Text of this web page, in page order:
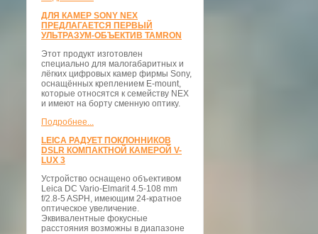
ДЛЯ КАМЕР SONY NEX
ПРЕДЛАГАЕТСЯ ПЕРВЫЙ
УЛЬТРАЗУМ-ОБЪЕКТИВ TAMRON
Этот продукт изготовлен
специально для малогабаритных и
лёгких цифровых камер фирмы Sony,
оснащённых креплением E-mount,
которые относятся к семейству NEX
и имеют на борту сменную оптику.
Подробнее...
LEICA РАДУЕТ ПОКЛОННИКОВ
DSLR КОМПАКТНОЙ КАМЕРОЙ V-
LUX 3
Устройство оснащено объективом
Leica DC Vario-Elmarit 4.5-108 mm
f/2.8-5 ASPH, имеющим 24-кратное
оптическое увеличение.
Эквивалентные фокусные
расстояния возможны в диапазоне